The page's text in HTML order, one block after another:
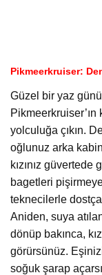
Pikmeerkruiser:
Güzel bir yaz
yolculuğa çıkın.
oğlunuz arka
kızınız güvertede
bagetleri
teknecilerle
Aniden, suya
dönüp bakınca,
görürsünüz.
soğuk şarap